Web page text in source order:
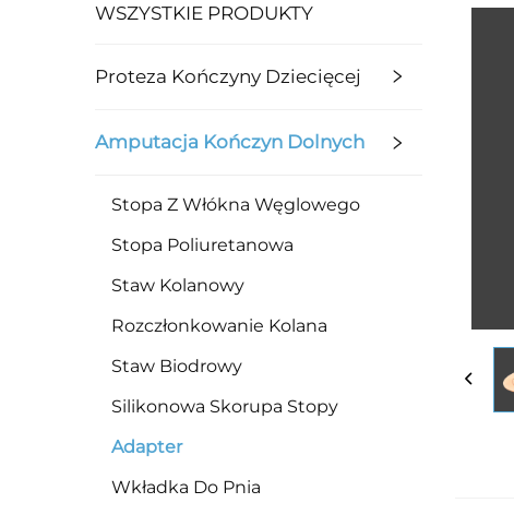
WSZYSTKIE PRODUKTY
Proteza Kończyny Dziecięcej
Amputacja Kończyn Dolnych
Stopa Z Włókna Węglowego
Stopa Poliuretanowa
Staw Kolanowy
Rozczłonkowanie Kolana
Staw Biodrowy
Silikonowa Skorupa Stopy
Adapter
Wkładka Do Pnia